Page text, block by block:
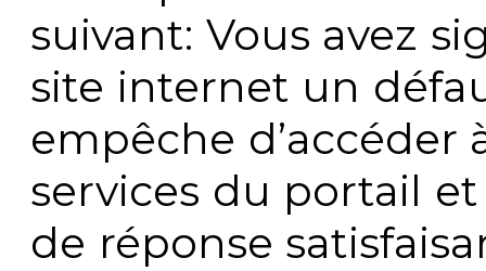
suivant: Vous avez
site internet un
empêche
services du portail
de réponse